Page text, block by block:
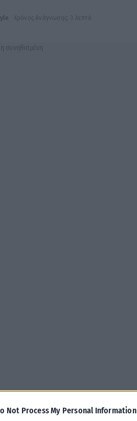
Not Process My Personal Information
Χρόνος Ανάγνωσης: 3 λεπτά